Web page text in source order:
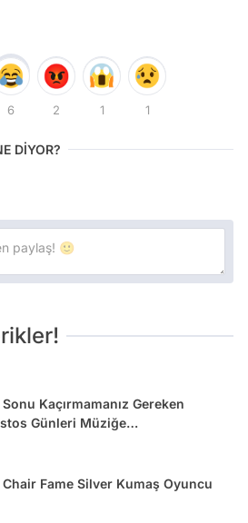
6 2 1 1
DİYOR?
Kaçırmamanız Gereken
Günleri Müziğe
Chair Fame Silver Kumaş Oyuncu